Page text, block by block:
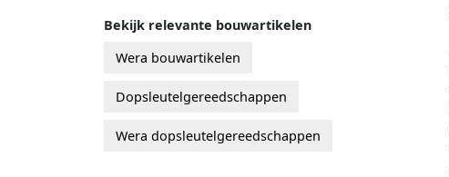
Bekijk relevante bouwartikelen
Wera bouwartikelen
Dopsleutelgereedschappen
Wera dopsleutelgereedschappen